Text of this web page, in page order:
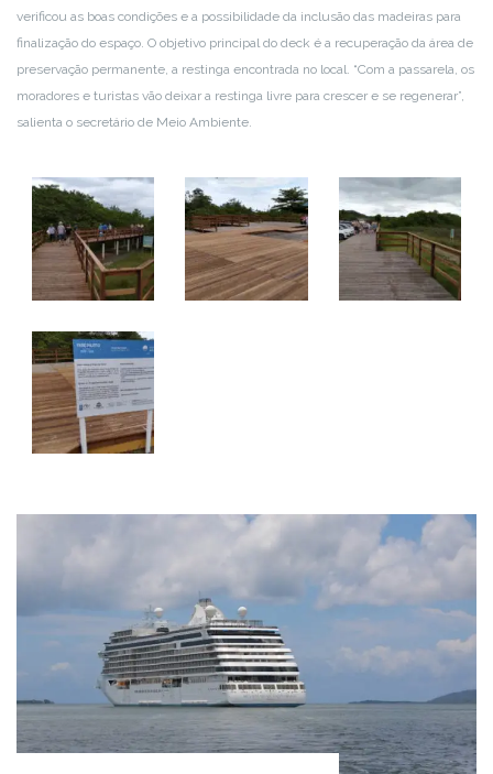
verificou as boas condições e a possibilidade da inclusão das madeiras para
finalização do espaço. O objetivo principal do deck é a recuperação da área de
preservação permanente, a restinga encontrada no local. “Com a passarela, os
moradores e turistas vão deixar a restinga livre para crescer e se regenerar”,
salienta o secretário de Meio Ambiente.